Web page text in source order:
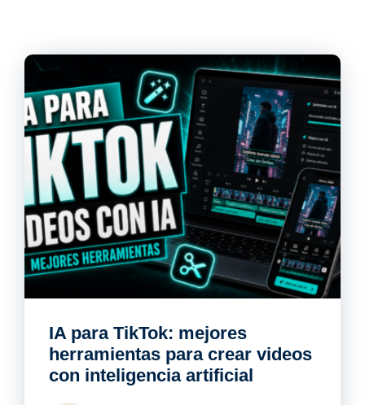
IA para TikTok: mejores
herramientas para crear videos
con inteligencia artificial